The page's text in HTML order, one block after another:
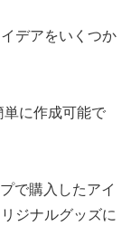
デアをいくつか
単に作成可能で
で購入したアイ
ジナルグッズに